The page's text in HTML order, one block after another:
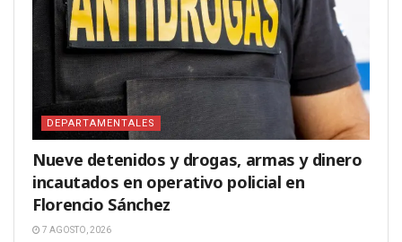
DEPARTAMENTALES
Nueve detenidos y drogas, armas y dinero
incautados en operativo policial en
Florencio Sánchez
7 AGOSTO, 2026